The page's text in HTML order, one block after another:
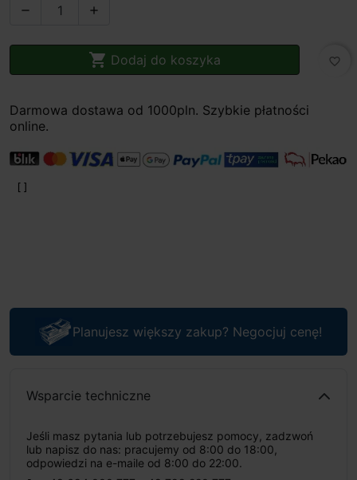
 
 Dodaj do koszyka favorite_border
Darmowa dostawa od 1000pln. Szybkie płatności
online.
Planujesz większy zakup? Negocjuj cenę!
Wsparcie techniczne
Jeśli masz pytania lub potrzebujesz pomocy, zadzwoń
lub napisz do nas: pracujemy od 8:00 do 18:00,
odpowiedzi na e-maile od 8:00 do 22:00.